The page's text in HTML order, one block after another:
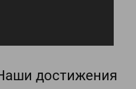
достижения